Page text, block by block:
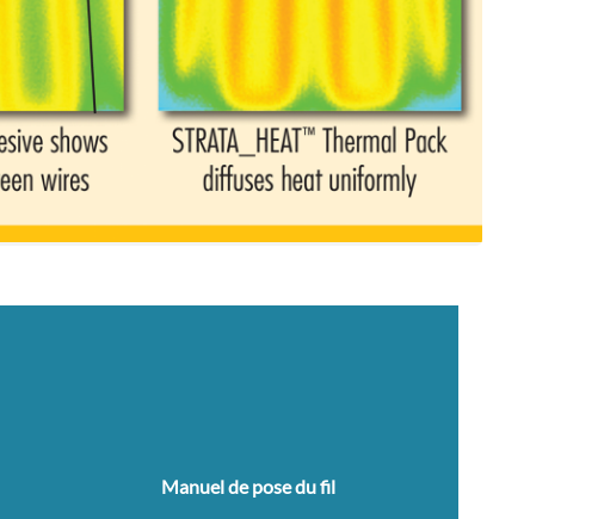
Manuel de pose du fil